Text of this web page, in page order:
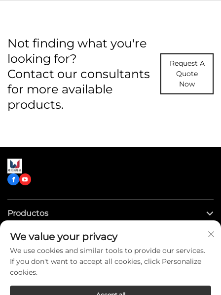
Not finding what you're
looking for?
Contact our consultants
for more available
products.
Request A
Quote
Now
Productos
Enlaces rápidos
Contáctenos
We value your privacy
We use cookies and similar tools to provide our services.
If you don't want to accept all cookies, click Personalize
cookies.